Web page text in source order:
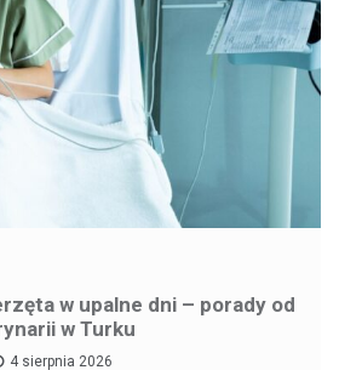
w upalne dni – porady od
w Turku
4 sierpnia 2026